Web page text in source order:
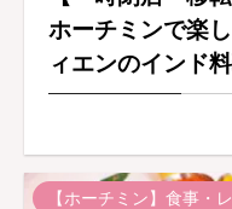
ホーチミンで楽
ィエンのインド
【ホーチミン】食事・